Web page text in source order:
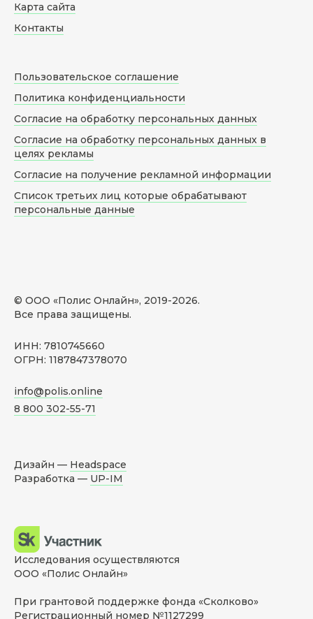
© ООО «Полис Онлайн», 2019-2026.
Все права защищены.
ИНН: 7810745660
ОГРН: 1187847378070
info@polis.online
8 800 302-55-71
Карта сайта
Контакты
Пользовательское соглашение
Политика конфиденциальности
Согласие на обработку персональных данных
Согласие на обработку персональных данных в
целях рекламы
Согласие на получение рекламной информации
Список третьих лиц которые обрабатывают
персональные данные
Дизайн — Headspace
Разработка — UP-IM
Исследования осуществляются
ООО «Полис Онлайн»
При грантовой поддержке фонда «Сколково»
Регистрационный номер №1127299